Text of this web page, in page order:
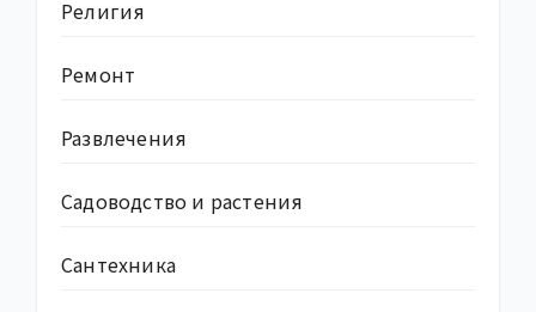
Религия
Ремонт
Развлечения
Садоводство и растения
Сантехника